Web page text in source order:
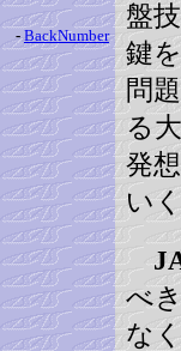
- BackNumber
盤
鍵
問
る
発
い
べ
な